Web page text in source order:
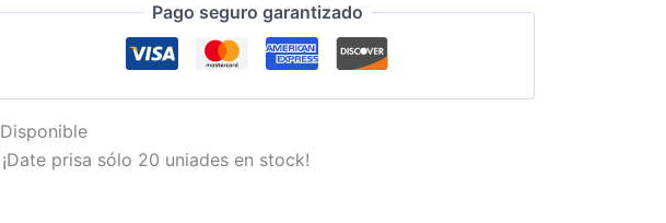
Pago seguro garantizado
Disponible
¡Date prisa sólo 20 uniades en stock!